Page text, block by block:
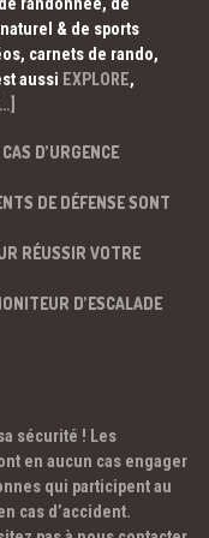
randonnée, de
& de sports
carnets de rando,
aussi EXPLORE,
[…]
D’URGENCE
DE DÉFENSE SONT
RÉUSSIR VOTRE
D’ESCALADE
sécurité ! Les
en aucun cas engager
qui participent au
cas d’accident.